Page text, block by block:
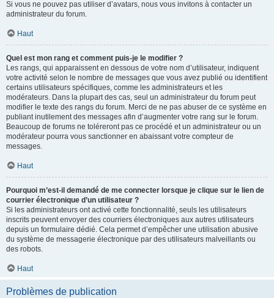
Si vous ne pouvez pas utiliser d’avatars, nous vous invitons à contacter un
administrateur du forum.
Haut
Quel est mon rang et comment puis-je le modifier ?
Les rangs, qui apparaissent en dessous de votre nom d’utilisateur, indiquent
votre activité selon le nombre de messages que vous avez publié ou identifient
certains utilisateurs spécifiques, comme les administrateurs et les
modérateurs. Dans la plupart des cas, seul un administrateur du forum peut
modifier le texte des rangs du forum. Merci de ne pas abuser de ce système en
publiant inutilement des messages afin d’augmenter votre rang sur le forum.
Beaucoup de forums ne toléreront pas ce procédé et un administrateur ou un
modérateur pourra vous sanctionner en abaissant votre compteur de
messages.
Haut
Pourquoi m’est-il demandé de me connecter lorsque je clique sur le lien de
courrier électronique d’un utilisateur ?
Si les administrateurs ont activé cette fonctionnalité, seuls les utilisateurs
inscrits peuvent envoyer des courriers électroniques aux autres utilisateurs
depuis un formulaire dédié. Cela permet d’empêcher une utilisation abusive
du système de messagerie électronique par des utilisateurs malveillants ou
des robots.
Haut
Problèmes de publication